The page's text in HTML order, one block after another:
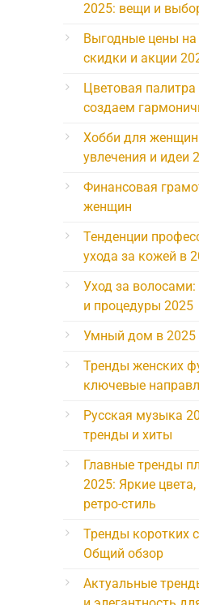
2025: вещи и
Выгодные цены
скидки и акции
Цветовая палитра
создаем
Хобби для
увлечения и идеи
Финансовая
женщин
Тенденции
ухода за кожей в
Уход за
и процедуры 2025
Умный дом в 2025
Тренды женских
ключевые
Русская музыка
тренды и хиты
Главные тренды
2025: Яркие
ретро-стиль
Тренды коротких
Общий обзор
Актуальные